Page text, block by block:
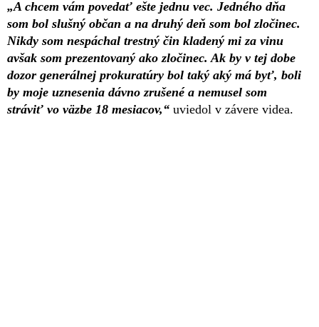
„A chcem vám povedať ešte jednu vec. Jedného dňa
som bol slušný občan a na druhý deň som bol zločinec.
Nikdy som nespáchal trestný čin kladený mi za vinu
avšak som prezentovaný ako zločinec. Ak by v tej dobe
dozor generálnej prokuratúry bol taký aký má byť, boli
by moje uznesenia dávno zrušené a nemusel som
stráviť vo väzbe 18 mesiacov,“ uviedol v závere videa.